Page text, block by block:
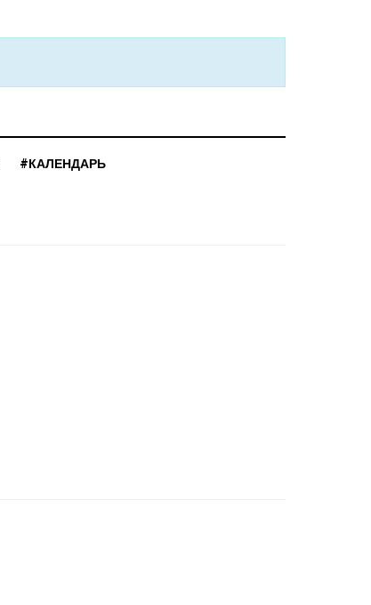
#КАЛЕНДАРЬ